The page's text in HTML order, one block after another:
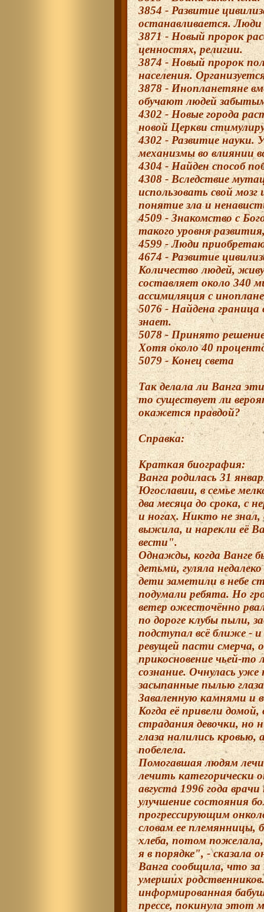
3854 - Развитие
останавливается.
3871 - Новый пророк
ценностях, религии.
3874 - Новый пророк
населения.
3878 - Инопланетяне
обучают людей
4302 - Новые города
новой Церкви
4302 - Развитие
механизмы во влиянии
4304 - Найден способ
4308 - Вследствие
использовать свой
понятие зла и
4509 - Знакомство с
такого уровня
4599 - Люди
4674 - Развитие
Количество людей,
составляет около 340
ассимиляция с
5076 - Найдена
знает.
5078 - Принято
Хотя около 40
5079 - Конец света
Так делала ли Ванга
то существует ли
окажется правдой?
Справка:
Краткая биография:
Ванга родилась 31
Югославии, в семье
два месяца до срока, с
и ногах. Никто не
выжила, и нарекли её
вести".
Однажды, когда Ванге
детьми, гуляла
дети заметили в небе
подумали ребята. Но
ветер ожесточённо
по дороге клубы пыли,
подступал всё ближе -
ревущей пасти смерча,
прикосновение чьей-то
сознание. Очнулась уже
засыпанные пылью
Заваленную камнями и
Когда её привели
страдания девочки, но
глаза налились
побелела.
Помогавшая людям
лечить категорически
августа 1996 года
улучшение состояния
прогрессирующим
словам ее племянницы,
хлеба, потом
я в порядке", - сказала
Ванга сообщила, что за
умерших
информированная
прессе, покинула этот